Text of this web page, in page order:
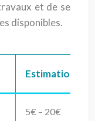
et de se
disponibles.
Estimation
5€ – 20€